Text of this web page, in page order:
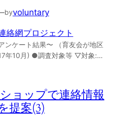
byvoluntary
絡網プロジェクト
ンケート結果〜 （育友会が地区
年10月) ●調査対象等 ▽対象:…
ョップで連絡情報
提案(3)